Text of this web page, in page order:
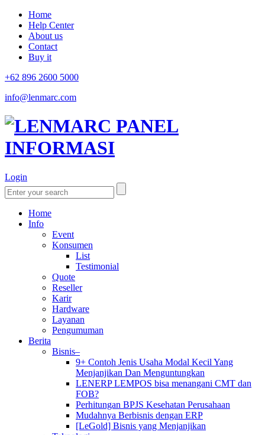
Home
Help Center
About us
Contact
Buy it
+62 896 2600 5000
info@lenmarc.com
Login
Home
Info
Event
Konsumen
List
Testimonial
Quote
Reseller
Karir
Hardware
Layanan
Pengumuman
Berita
Bisnis–
9+ Contoh Jenis Usaha Modal Kecil Yang
Menjanjikan Dan Menguntungkan
LENERP LEMPOS bisa menangani CMT dan
FOB?
Perhitungan BPJS Kesehatan Perusahaan
Mudahnya Berbisnis dengan ERP
[LeGold] Bisnis yang Menjanjikan